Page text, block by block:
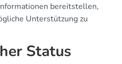
bereitstellen,
Unterstützung zu
Status